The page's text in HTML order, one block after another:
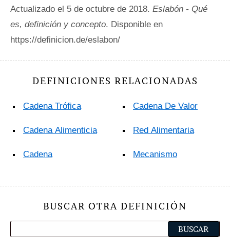
Actualizado el 5 de octubre de 2018. Eslabón - Qué
es, definición y concepto. Disponible en
https://definicion.de/eslabon/
DEFINICIONES RELACIONADAS
Cadena Trófica
Cadena Alimenticia
Cadena
Cadena De Valor
Red Alimentaria
Mecanismo
BUSCAR OTRA DEFINICIÓN